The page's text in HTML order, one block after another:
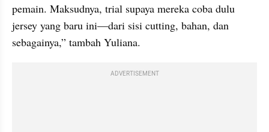
pemain. Maksudnya, trial supaya mereka coba dulu
jersey yang baru ini—dari sisi cutting, bahan, dan
sebagainya,” tambah Yuliana.
ADVERTISEMENT